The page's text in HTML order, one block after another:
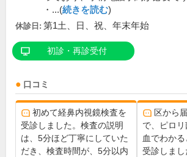
・...(続きを読む)
休診日: 第1土、日、祝、年末年始
初診・再診受付
口コミ
初めて経鼻内視鏡検査を
受診しました。検査の説明
は、5分ほど丁寧にしていた
だき、検査時間が、5分以内
区から
で、ピロ
血でわかる
受診しま